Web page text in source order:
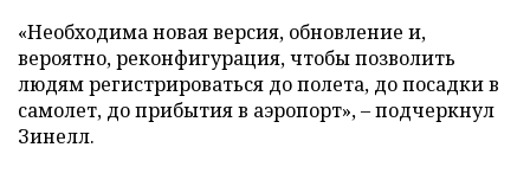
«Необходима новая версия, обновление и,
вероятно, реконфигурация, чтобы позволить
людям регистрироваться до полета, до посадки в
самолет, до прибытия в аэропорт», – подчеркнул
Зинелл.